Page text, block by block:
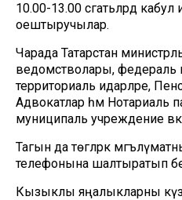
10.00-13.00 сәгатьләрдә кабул
оештыручылар.
Чарада Татарстан
ведомстволары,
территориаль идарәләре,
Адвокатлар һәм Нотариаль
муниципаль учреждение
Тагын да төгәлрәк
телефонына шалтыратып
Кызыклы яңалыкларны